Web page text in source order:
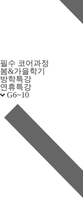
필수 코어과정
봄&가을학기
방학특강
연휴특강
G6~10